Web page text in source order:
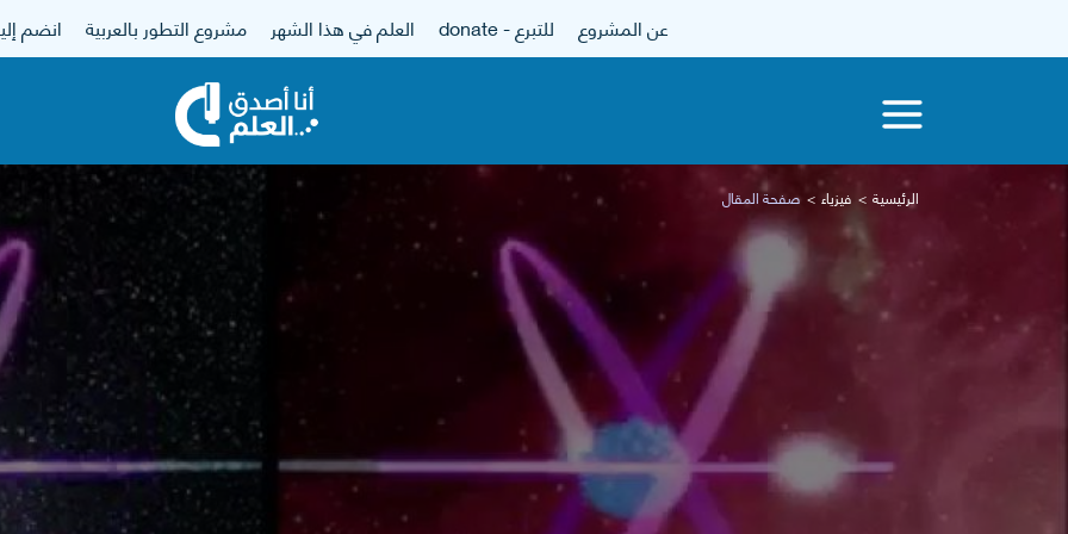
عن المشروع للتبرع - donate العلم في هذا الشهر مشروع التطور بالعربية انضم
الرئيسية فيزياء صفحة المقال